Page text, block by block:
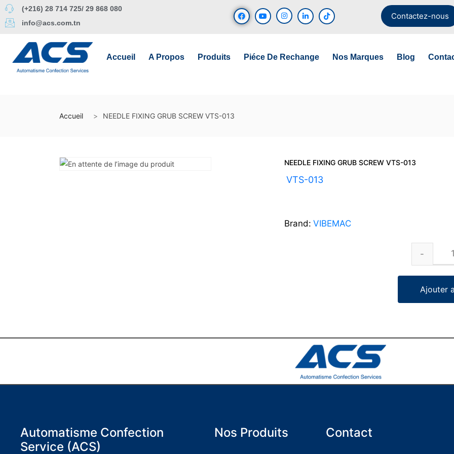
(+216) 28 714 725/ 29 868 080
info@acs.com.tn
Contactez-nous
Accueil A Propos Produits Piéce De Rechange Nos Marques Blog
Accueil NEEDLE FIXING GRUB SCREW VTS-013
NEEDLE FIXING GRUB SCREW VTS-013
VTS-013
Brand: VIBEMAC
Ajouter
Automatisme Confection
Service (ACS)
Nos Produits Contact